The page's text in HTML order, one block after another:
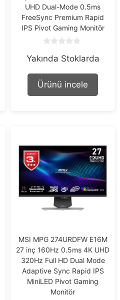
UHD Dual-Mode 0.5ms
FreeSync Premium Rapid
IPS Pivot Gaming Monitör
o
t
f
Yakında Stoklarda
Ürünü incele
MSI MPG 274URDFW E16M
27 inç 160Hz 0.5ms 4K UHD
320Hz Full HD Dual Mode
Adaptive Sync Rapid IPS
MiniLED Pivot Gaming
Monitör